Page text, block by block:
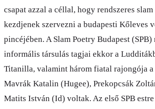
csapat azzal a céllal, hogy rendszeres slam
kezdjenek szervezni a budapesti Kőleves
pincéjében. A Slam Poetry Budapest
informális társulás tagjai ekkor a
Titanilla, valamint három fiatal rajongója
Mavrák Katalin (Hugee), Prekopcsák
Matits István (Id) voltak. Az első SPB